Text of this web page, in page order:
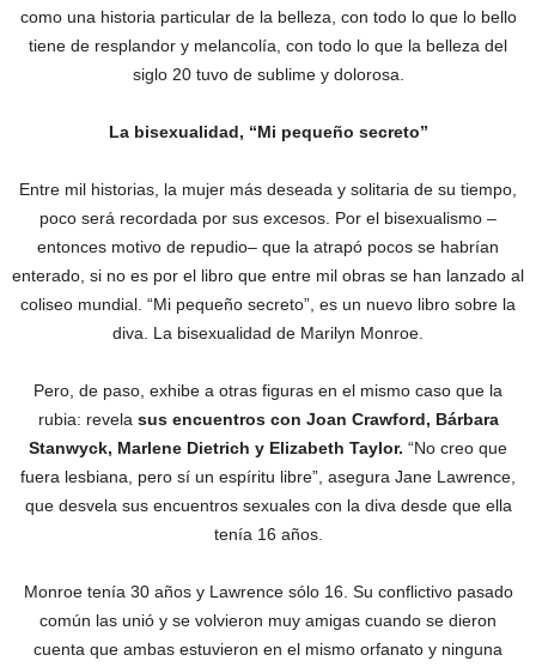
como una historia particular de la belleza, con todo lo que lo bello
tiene de resplandor y melancolía, con todo lo que la belleza del
siglo 20 tuvo de sublime y dolorosa.
La bisexualidad, “Mi pequeño secreto”
Entre mil historias, la mujer más deseada y solitaria de su tiempo,
poco será recordada por sus excesos. Por el bisexualismo –
entonces motivo de repudio– que la atrapó pocos se habrían
enterado, si no es por el libro que entre mil obras se han lanzado al
coliseo mundial. “Mi pequeño secreto”, es un nuevo libro sobre la
diva. La bisexualidad de Marilyn Monroe.
Pero, de paso, exhibe a otras figuras en el mismo caso que la
rubia: revela sus encuentros con Joan Crawford, Bárbara
Stanwyck, Marlene Dietrich y Elizabeth Taylor. “No creo que
fuera lesbiana, pero sí un espíritu libre”, asegura Jane Lawrence,
que desvela sus encuentros sexuales con la diva desde que ella
tenía 16 años.
Monroe tenía 30 años y Lawrence sólo 16. Su conflictivo pasado
común las unió y se volvieron muy amigas cuando se dieron
cuenta que ambas estuvieron en el mismo orfanato y ninguna